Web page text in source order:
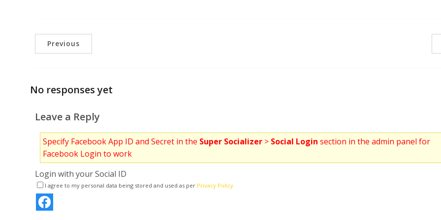
Previous
No responses yet
Leave a Reply
Specify Facebook App ID and Secret in the Super Socializer > Social Login section in the admin panel for
Facebook Login to work
Login with your Social ID
I agree to my personal data being stored and used as per Privacy Policy